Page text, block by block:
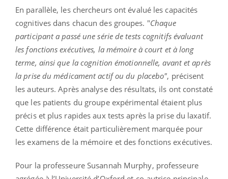
En parallèle, les chercheurs ont évalué les capacités
cognitives dans chacun des groupes. "Chaque
participant a passé une série de tests cognitifs évaluant
les fonctions exécutives, la mémoire à court et à long
terme, ainsi que la cognition émotionnelle, avant et après
la prise du médicament actif ou du placebo", précisent
les auteurs. Après analyse des résultats, ils ont constaté
que les patients du groupe expérimental étaient plus
précis et plus rapides aux tests après la prise du laxatif.
Cette différence était particulièrement marquée pour
les examens de la mémoire et des fonctions exécutives.
Pour la professeure Susannah Murphy, professeure